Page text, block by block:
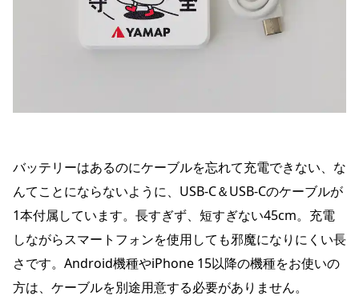
バッテリーはあるのにケーブルを忘れて充電できない、な
んてことにならないように、USB-C＆USB-Cのケーブルが
1本付属しています。長すぎず、短すぎない45cm。充電
しながらスマートフォンを使用しても邪魔になりにくい長
さです。Android機種やiPhone 15以降の機種をお使いの
方は、ケーブルを別途用意する必要がありません。